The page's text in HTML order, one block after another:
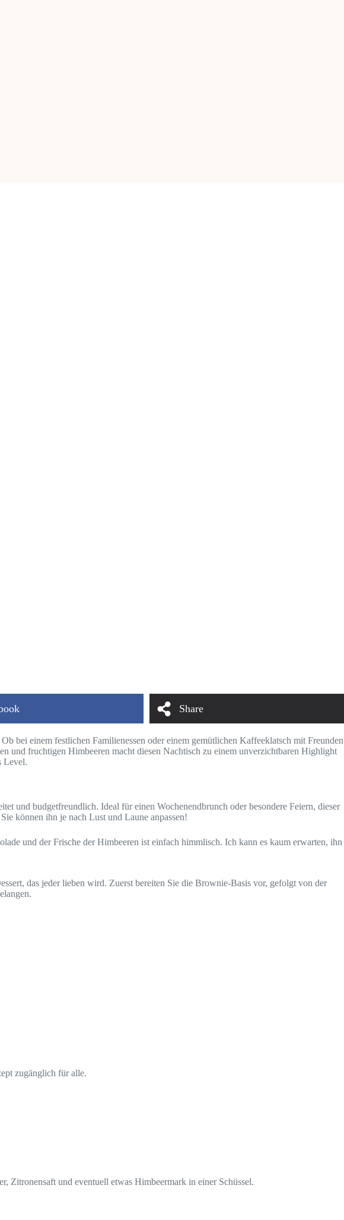
Share
bei einem festlichen Familienessen oder einem gemütlichen Kaffeeklatsch mit Freunden
und fruchtigen Himbeeren macht diesen Nachtisch zu einem unverzichtbaren Highlight
Level.
und budgetfreundlich. Ideal für einen Wochenendbrunch oder besondere Feiern, dieser
können ihn je nach Lust und Laune anpassen!
und der Frische der Himbeeren ist einfach himmlisch. Ich kann es kaum erwarten, ihn
das jeder lieben wird. Zuerst bereiten Sie die Brownie-Basis vor, gefolgt von der
zugänglich für alle.
Zitronensaft und eventuell etwas Himbeermark in einer Schüssel.